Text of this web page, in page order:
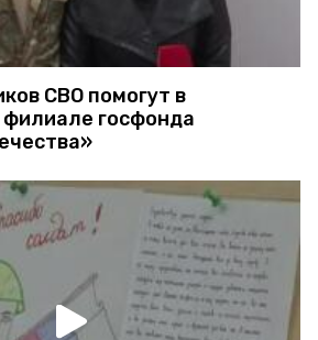
СВО помогут в
госфонда